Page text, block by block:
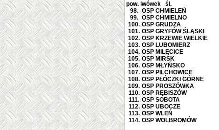
pow. lwówek śl.
98. OSP CHMIELEŃ
99. OSP CHMIELNO
100. OSP GRUDZA
101. OSP GRYFÓW ŚLĄSKI
102. OSP KRZEWIE WIELKIE
103. OSP LUBOMIERZ
104. OSP MILĘCICE
105. OSP MIRSK
106. OSP MŁYŃSKO
107. OSP PILCHOWICE
108. OSP PŁÓCZKI GÓRNE
109. OSP PROSZÓWKA
110. OSP RĘBISZÓW
111. OSP SOBOTA
112. OSP UBOCZE
113. OSP WLEŃ
114. OSP WOLBROMÓW